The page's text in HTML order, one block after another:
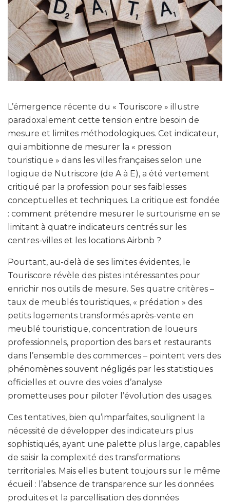
L’émergence récente du « Touriscore » illustre
paradoxalement cette tension entre besoin de
mesure et limites méthodologiques. Cet indicateur,
qui ambitionne de mesurer la « pression
touristique » dans les villes françaises selon une
logique de Nutriscore (de A à E), a été vertement
critiqué par la profession pour ses faiblesses
conceptuelles et techniques. La critique est fondée
: comment prétendre mesurer le surtourisme en se
limitant à quatre indicateurs centrés sur les
centres-villes et les locations Airbnb ?
Pourtant, au-delà de ses limites évidentes, le
Touriscore révèle des pistes intéressantes pour
enrichir nos outils de mesure. Ses quatre critères –
taux de meublés touristiques, « prédation » des
petits logements transformés après-vente en
meublé touristique, concentration de loueurs
professionnels, proportion des bars et restaurants
dans l’ensemble des commerces – pointent vers des
phénomènes souvent négligés par les statistiques
officielles et ouvre des voies d’analyse
prometteuses pour piloter l’évolution des usages.
Ces tentatives, bien qu’imparfaites, soulignent la
nécessité de développer des indicateurs plus
sophistiqués, ayant une palette plus large, capables
de saisir la complexité des transformations
territoriales. Mais elles butent toujours sur le même
écueil : l’absence de transparence sur les données
produites et la parcellisation des données